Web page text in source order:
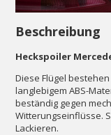
Beschreibung
Heckspoiler
Diese Flügel
langlebigem ABS-
beständig gegen
Witterungseinflüsse.
Lackieren.